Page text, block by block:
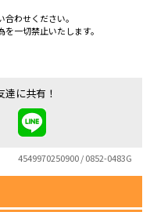
わせください。
一切禁止いたします。
達に共有！
4549970250900 / 0852-0483G